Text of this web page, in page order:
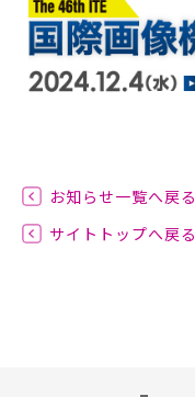
お知らせ一覧へ戻る
サイトトップへ戻る